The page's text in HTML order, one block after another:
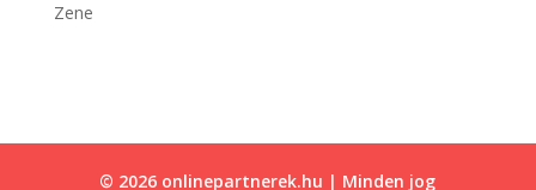
Zene
© 2026 onlinepartnerek.hu | Minden jog